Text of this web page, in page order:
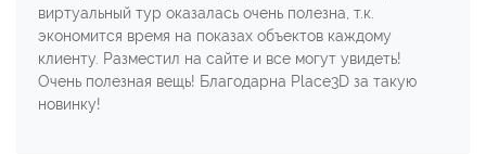
виртуальный тур оказалась очень полезна, т.к.
экономится время на показах объектов каждому
клиенту. Разместил на сайте и все могут увидеть!
Очень полезная вещь! Благодарна Place3D за такую
новинку!